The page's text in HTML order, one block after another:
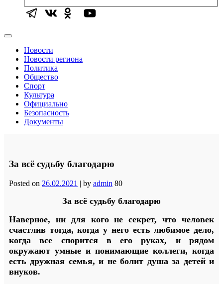
Новости
Новости региона
Политика
Общество
Спорт
Культура
Официально
Безопасность
Документы
За всё судьбу благодарю
Posted on 26.02.2021 | by admin 80
За всё судьбу благодарю
Наверное, ни для кого не секрет, что человек
счастлив тогда, когда у него есть любимое дело,
когда все спорится в его руках, и рядом
окружают умные и понимающие коллеги, когда
есть дружная семья, и не болит душа за детей и
внуков.